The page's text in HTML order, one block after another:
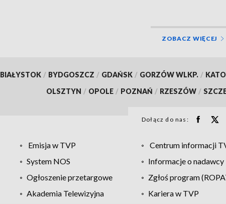
ZOBACZ WIĘCEJ
BIAŁYSTOK / BYDGOSZCZ / GDAŃSK / GORZÓW WLKP. /
OLSZTYN / OPOLE / POZNAŃ / RZESZÓW /
Dołącz do nas:
Emisja w TVP Centrum informacji
System NOS Informacje o nadawcy
Ogłoszenie przetargowe Zgłoś program
Akademia Telewizyjna Kariera w TVP